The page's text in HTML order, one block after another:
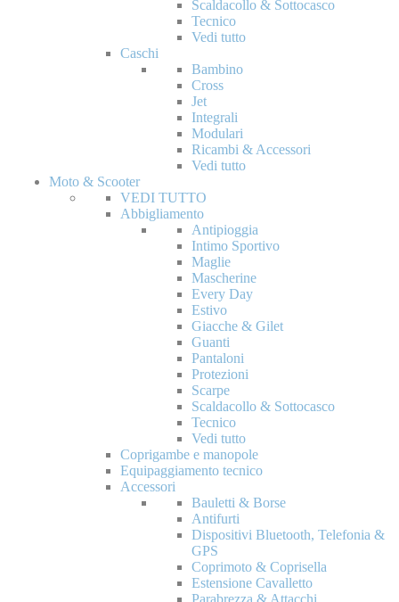
Scaldacollo & Sottocasco
Tecnico
Vedi tutto
Caschi
Bambino
Cross
Jet
Integrali
Modulari
Ricambi & Accessori
Vedi tutto
Moto & Scooter
VEDI TUTTO
Abbigliamento
Antipioggia
Intimo Sportivo
Maglie
Mascherine
Every Day
Estivo
Giacche & Gilet
Guanti
Pantaloni
Protezioni
Scarpe
Scaldacollo & Sottocasco
Tecnico
Vedi tutto
Coprigambe e manopole
Equipaggiamento tecnico
Accessori
Bauletti & Borse
Antifurti
Dispositivi Bluetooth, Telefonia &
GPS
Coprimoto & Coprisella
Estensione Cavalletto
Parabrezza & Attacchi